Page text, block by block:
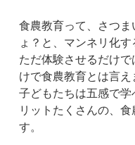
食農教育って、さつ
ょ？と、マンネリ化す
ただ体験させるだけ
けで食農教育とは言え
子どもたちは五感で
リットたくさんの、
す。